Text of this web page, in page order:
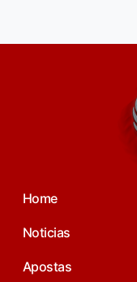
Home
Noticias
Apostas